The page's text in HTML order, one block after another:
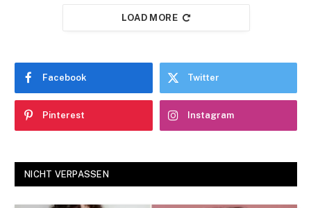
LOAD MORE
Facebook Twitter
Pinterest Instagram
NICHT VERPASSEN